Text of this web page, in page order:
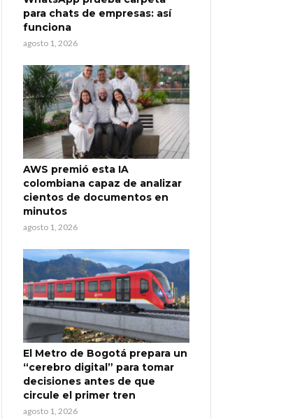
para chats de empresas: así
funciona
agosto 1, 2026
AWS premió esta IA
colombiana capaz de analizar
cientos de documentos en
minutos
agosto 1, 2026
El Metro de Bogotá prepara un
“cerebro digital” para tomar
decisiones antes de que
circule el primer tren
agosto 1, 2026